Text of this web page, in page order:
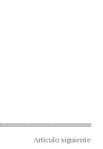
Artículo siguiente